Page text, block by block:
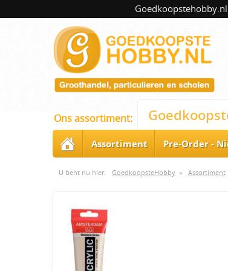
Ons assortiment:
Assortiment Pre-Order -
U bent nu hier: GoedkoopsteHobby » Assortiment